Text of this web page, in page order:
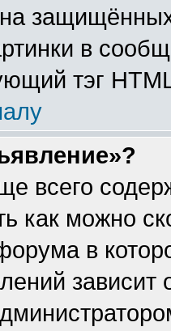
в
тэг
всего
как можно
в
зависит